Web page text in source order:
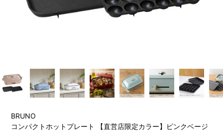
BRUNO
コンパクトホットプレート 【直営店限定カラー】ピンクベージ